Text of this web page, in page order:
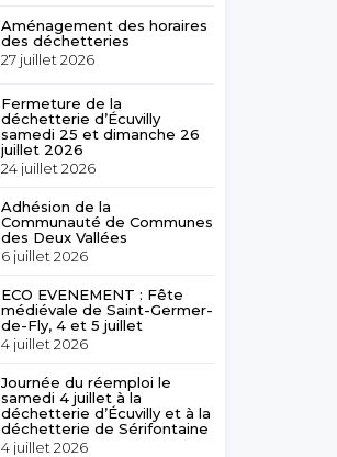
Aménagement des horaires
des déchetteries
27 juillet 2026
Fermeture de la
déchetterie d’Écuvilly
samedi 25 et dimanche 26
juillet 2026
24 juillet 2026
Adhésion de la
Communauté de Communes
des Deux Vallées
6 juillet 2026
ECO EVENEMENT : Fête
médiévale de Saint-Germer-
de-Fly, 4 et 5 juillet
4 juillet 2026
Journée du réemploi le
samedi 4 juillet à la
déchetterie d’Écuvilly et à la
déchetterie de Sérifontaine
4 juillet 2026